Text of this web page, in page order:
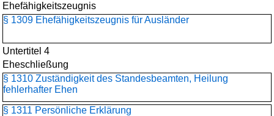
Ehefähigkeitszeugnis
§ 1309 Ehefähigkeitszeugnis für Ausländer
Untertitel 4
Eheschließung
§ 1310 Zuständigkeit des Standesbeamten, Heilung
fehlerhafter Ehen
§ 1311 Persönliche Erklärung